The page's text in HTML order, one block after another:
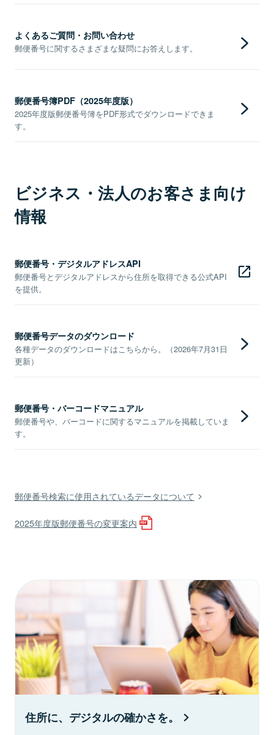
よくあるご質問・お問い合わせ
郵便番号に関するさまざまな疑問にお答えします。
郵便番号簿PDF（2025年度版）
2025年度版郵便番号簿をPDF形式でダウンロードできま
す。
ビジネス・法人のお客さま向け
情報
郵便番号・デジタルアドレスAPI
郵便番号とデジタルアドレスから住所を取得できる公式API
を提供。
郵便番号データのダウンロード
各種データのダウンロードはこちらから。（2026年7月31日
更新）
郵便番号・バーコードマニュアル
郵便番号や、バーコードに関するマニュアルを掲載していま
す。
郵便番号検索に使用されているデータについて
2025年度版郵便番号の変更案内
住所に、デジタルの確かさを。